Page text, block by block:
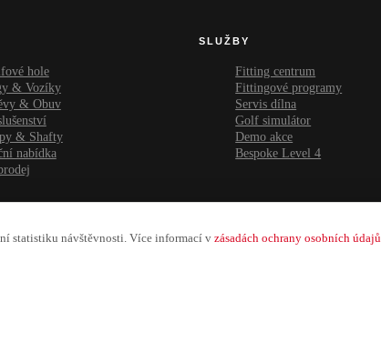
statistiku návštěvnosti. Více informací vzásadách ochrany osobních údajů
hole
& Vozíky
& Obuv
& Shafty
nabídka
SLUŽBY
Fitting centrum
Fittingové programy
Servis dílna
Golf simulátor
Demo akce
Bespoke Level 4